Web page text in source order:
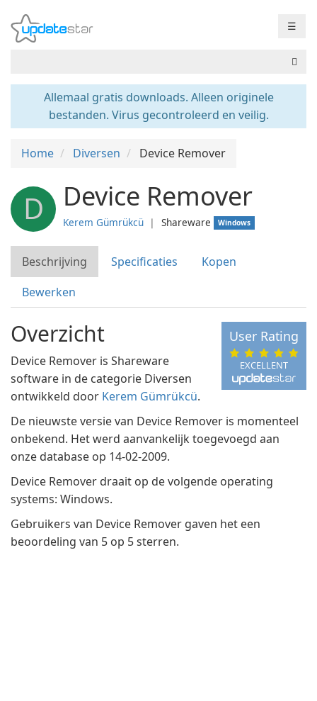
☰
Allemaal gratis downloads. Alleen originele
bestanden. Virus gecontroleerd en veilig.
Home Diversen Device Remover
D Device Remover
Kerem Gümrükcü ❘ Shareware Windows
Beschrijving Specificaties
Kopen
Bewerken
EXCELLENT
User Rating
Overzicht
Device Remover is Shareware
software in de categorie Diversen
ontwikkeld door Kerem Gümrükcü.
De nieuwste versie van Device Remover is momenteel
onbekend. Het werd aanvankelijk toegevoegd aan
onze database op 14-02-2009.
Device Remover draait op de volgende operating
systems: Windows.
Gebruikers van Device Remover gaven het een
beoordeling van 5 op 5 sterren.